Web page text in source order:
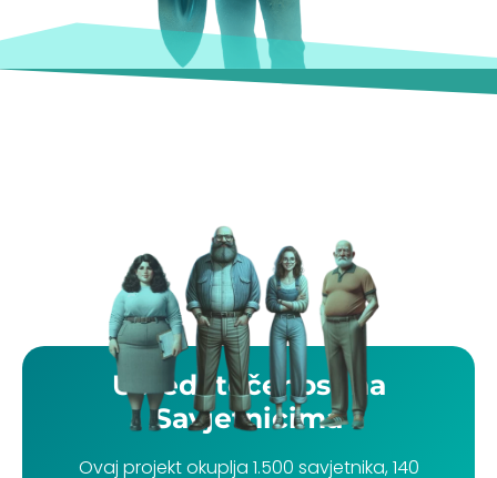
Usredotočenost na
Savjetnicima
Ovaj projekt okuplja 1.500 savjetnika, 140